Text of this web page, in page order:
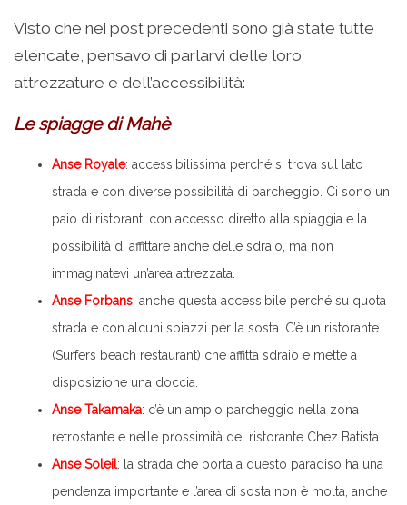
Visto che nei post precedenti sono già state tutte
elencate, pensavo di parlarvi delle loro
attrezzature e dell’accessibilità:
Le spiagge di Mahè
Anse Royale: accessibilissima perché si trova sul lato
strada e con diverse possibilità di parcheggio. Ci sono un
paio di ristoranti con accesso diretto alla spiaggia e la
possibilità di affittare anche delle sdraio, ma non
immaginatevi un’area attrezzata.
Anse Forbans: anche questa accessibile perché su quota
strada e con alcuni spiazzi per la sosta. C’è un ristorante
(Surfers beach restaurant) che affitta sdraio e mette a
disposizione una doccia.
Anse Takamaka: c’è un ampio parcheggio nella zona
retrostante e nelle prossimità del ristorante Chez Batista.
Anse Soleil: la strada che porta a questo paradiso ha una
pendenza importante e l’area di sosta non è molta, anche